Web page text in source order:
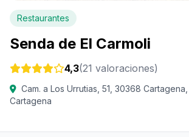
Restaurantes
Senda de El Carmoli
4,3(21 valoraciones)
Cam. a Los Urrutias, 51, 30368
Cartagena